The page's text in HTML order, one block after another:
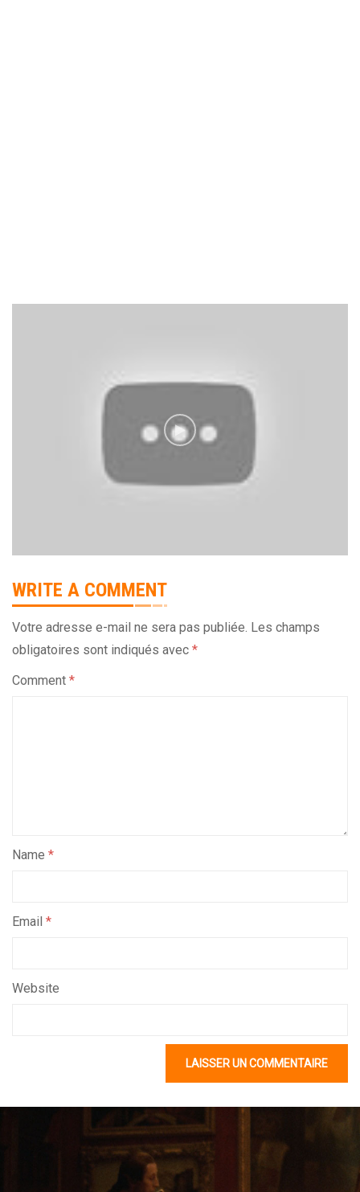
WRITE A COMMENT
Votre adresse e-mail ne sera pas publiée. Les champs
obligatoires sont indiqués avec *
Comment *
Name *
Email *
Website